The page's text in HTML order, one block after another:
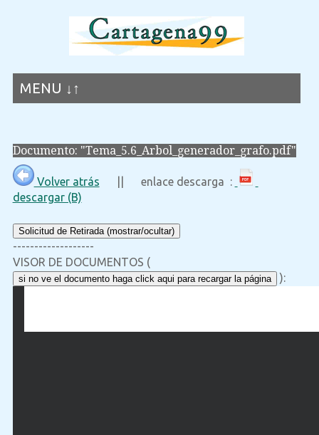
MENU ↓↑
Documento: "Tema_5.6_Arbol_generador_grafo.pdf"
Volver atrás || enlace descarga :
descargar (B)
Solicitud de Retirada (mostrar/ocultar)
-------------------
VISOR DE DOCUMENTOS (
si no ve el documento haga click aqui para recargar la página ):